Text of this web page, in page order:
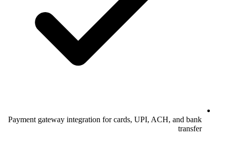
Payment gateway integration for cards, UPI, ACH, and bank
transfer